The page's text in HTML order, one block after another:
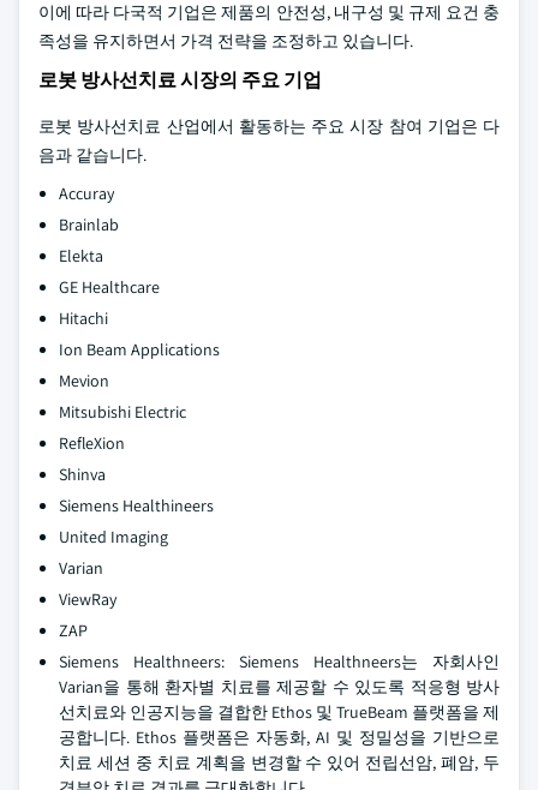
이에 따라 다국적 기업은 제품의 안전성, 내구성 및 규제 요건 충
족성을 유지하면서 가격 전략을 조정하고 있습니다.
로봇 방사선치료 시장의 주요 기업
로봇 방사선치료 산업에서 활동하는 주요 시장 참여 기업은 다
음과 같습니다.
Accuray
Brainlab
Elekta
GE Healthcare
Hitachi
Ion Beam Applications
Mevion
Mitsubishi Electric
RefleXion
Shinva
Siemens Healthineers
United Imaging
Varian
ViewRay
ZAP
Siemens Healthneers: Siemens Healthneers는 자회사인
Varian을 통해 환자별 치료를 제공할 수 있도록 적응형 방사
선치료와 인공지능을 결합한 Ethos 및 TrueBeam 플랫폼을 제
공합니다. Ethos 플랫폼은 자동화, AI 및 정밀성을 기반으로
치료 세션 중 치료 계획을 변경할 수 있어 전립선암, 폐암, 두